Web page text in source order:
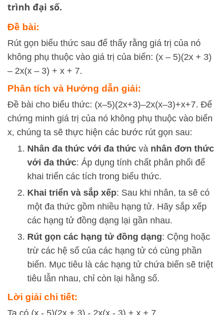
trình đại số.
Đề bài:
Rút gọn biểu thức sau để thấy rằng giá trị của nó
không phụ thuộc vào giá trị của biến: (x – 5)(2x + 3)
– 2x(x – 3) + x + 7.
Phân tích và Hướng dẫn giải:
Đề bài cho biểu thức: (x–5)(2x+3)–2x(x–3)+x+7. Để
chứng minh giá trị của nó không phụ thuộc vào biến
x, chúng ta sẽ thực hiện các bước rút gọn sau:
Nhân đa thức với đa thức và nhân đơn thức
với đa thức: Áp dụng tính chất phân phối để
khai triển các tích trong biểu thức.
Khai triển và sắp xếp: Sau khi nhân, ta sẽ có
một đa thức gồm nhiều hạng tử. Hãy sắp xếp
các hạng tử đồng dạng lại gần nhau.
Rút gọn các hạng tử đồng dạng: Cộng hoặc
trừ các hệ số của các hạng tử có cùng phần
biến. Mục tiêu là các hạng tử chứa biến sẽ triệt
tiêu lẫn nhau, chỉ còn lại hằng số.
Lời giải chi tiết:
Ta có (x - 5)(2x + 3) - 2x(x - 3) + x + 7